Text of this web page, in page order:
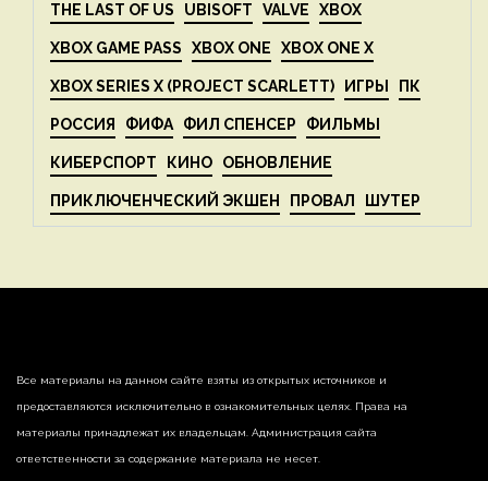
THE LAST OF US UBISOFT VALVE XBOX
XBOX GAME PASS XBOX ONE XBOX ONE X
XBOX SERIES X (PROJECT SCARLETT) ИГРЫ ПК
РОССИЯ ФИФА ФИЛ СПЕНСЕР ФИЛЬМЫ
КИБЕРСПОРТ КИНО ОБНОВЛЕНИЕ
ПРИКЛЮЧЕНЧЕСКИЙ ЭКШЕН ПРОВАЛ ШУТЕР
Все материалы на данном сайте взяты из открытых источников и
предоставляются исключительно в ознакомительных целях. Права на
материалы принадлежат их владельцам. Администрация сайта
ответственности за содержание материала не несет.